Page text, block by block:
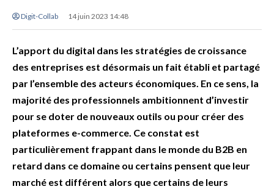
Digit-Collab 14 juin 2023 14:48
L’apport du digital dans les stratégies de croissance
des entreprises est désormais un fait établi et partagé
par l’ensemble des acteurs économiques. En ce sens, la
majorité des professionnels ambitionnent d’investir
pour se doter de nouveaux outils ou pour créer des
plateformes e-commerce. Ce constat est
particulièrement frappant dans le monde du B2B en
retard dans ce domaine ou certains pensent que leur
marché est différent alors que certains de leurs